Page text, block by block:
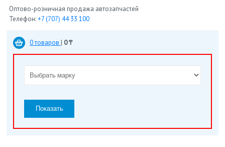
Оптово-розничная продажа автозапчастей
Телефон:+7 (707) 44 33 100
0 товаров | 0 ₸
Показать